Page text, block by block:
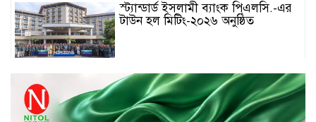
স্ট্যান্ডার্ড ইসলামী ব্যাংক পিএলসি.-এর
টাউন হল মিটিং-২০২৬ অনুষ্ঠিত
বিদায়ী সপ্তাহে দর পতনের শীর্ষে এস
আলম কোল্ড রোল্ড